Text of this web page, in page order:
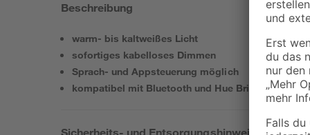
Beschreibung
warm- bis kaltweißes Licht
sofortiges kabelloses Dimmen
Sprach- und Appsteuerung möglich
kompatibel mit Bluetooth und Hue Bridge
Sicherheits- und Entsorgungshinweise